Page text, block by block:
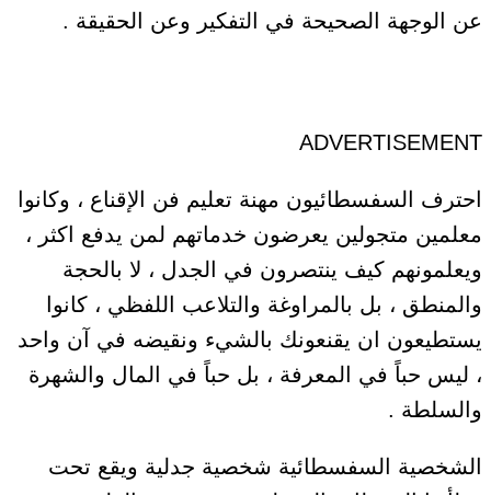
عن الوجهة الصحيحة في التفكير وعن الحقيقة .
ADVERTISEMENT
احترف السفسطائيون مهنة تعليم فن الإقناع ، وكانوا
معلمين متجولين يعرضون خدماتهم لمن يدفع اكثر ،
ويعلمونهم كيف ينتصرون في الجدل ، لا بالحجة
والمنطق ، بل بالمراوغة والتلاعب اللفظي ، كانوا
يستطيعون ان يقنعونك بالشيء ونقيضه في آن واحد
، ليس حباً في المعرفة ، بل حباً في المال والشهرة
والسلطة .
الشخصية السفسطائية شخصية جدلية ويقع تحت